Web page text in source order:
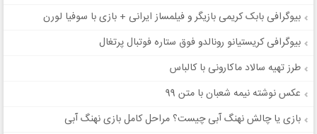
بیوگرافی بابک کریمی بازیگر و فیلمساز ایرانی + بازی با سوفیا لورن
بیوگرافی کریستیانو رونالدو فوق ستاره فوتبال پرتغال
طرز تهیه سالاد ماکارونی با کالباس
عکس نوشته نیمه شعبان با متن 99
بازی یا چالش نهنگ آبی چیست؟ مراحل کامل بازی نهنگ آبی